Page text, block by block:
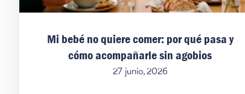
Mi bebé no quiere comer: por qué pasa y
cómo acompañarle sin agobios
27 junio, 2026